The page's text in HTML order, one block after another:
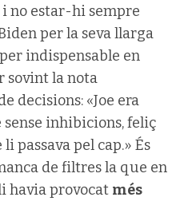
i no estar-hi sempre
per la seva llarga
indispensable en
sovint la nota
decisions: «Joe era
inhibicions, feliç
passava pel cap.» És
de filtres la que en
havia provocat més